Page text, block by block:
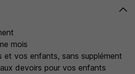
mois
et vos enfants, sans supplément
devoirs pour vos enfants